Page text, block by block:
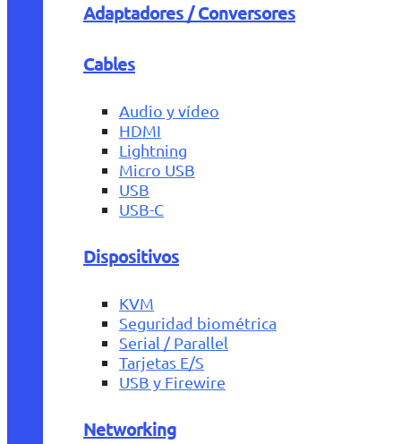
Adaptadores / Conversores
Cables
Audio y vídeo
HDMI
Lightning
Micro USB
USB
USB-C
Dispositivos
KVM
Seguridad biométrica
Serial / Parallel
Tarjetas E/S
USB y Firewire
Networking